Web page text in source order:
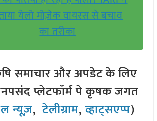
येलो मोज़ेक वायरस से बचाव
का तरीका
समाचार और अपडेट के लिए
प्लेटफॉर्म पे कृषक जगत
न्यूज़,टेलीग्राम,व्हाट्सएप्प)